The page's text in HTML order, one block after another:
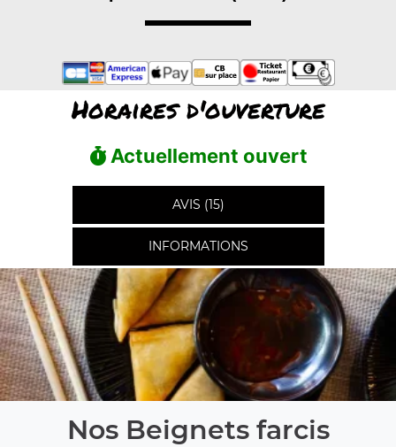
Horaires d'ouverture
Actuellement ouvert
AVIS (15)
INFORMATIONS
Nos Beignets farcis